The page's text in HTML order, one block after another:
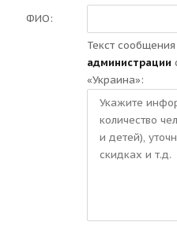
ФИО:
Текст
администрации
«Украина»: